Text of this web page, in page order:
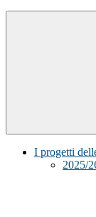
I progetti
2025/